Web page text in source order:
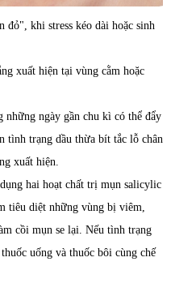
đỏ", khi stress kéo dài hoặc sinh
xuất hiện tại vùng cằm hoặc
những ngày gần chu kì có thể đẩy
tình trạng dầu thừa bít tắc lỗ chân
xuất hiện.
hai hoạt chất trị mụn salicylic
tiêu diệt những vùng bị viêm,
cồi mụn se lại. Nếu tình trạng
uống và thuốc bôi cùng chế